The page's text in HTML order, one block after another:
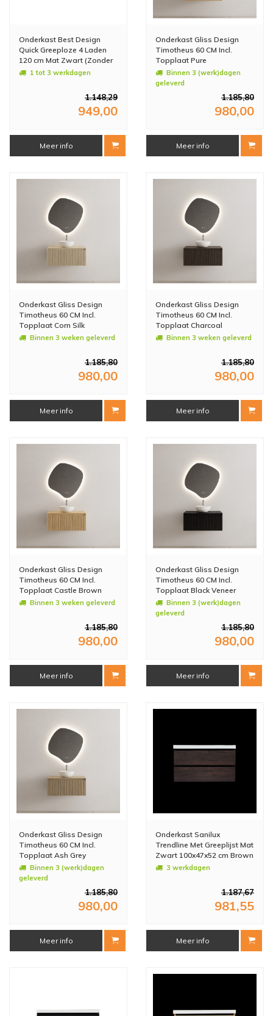
Onderkast Best Design
Quick Greeploze 4 Laden
120 cm Mat Zwart (Zonder
Wastafel)
1 tot 3 werkdagen
1.148,29
949,00
Meer info
Onderkast Gliss Design
Timotheus 60 CM Incl.
Topplaat Pure
Binnen 3 (werk)dagen
geleverd
1.185,80
980,00
Meer info
Onderkast Gliss Design
Timotheus 60 CM Incl.
Topplaat Corn Silk
Binnen 3 weken geleverd
1.185,80
980,00
Meer info
Onderkast Gliss Design
Timotheus 60 CM Incl.
Topplaat Charcoal
Binnen 3 weken geleverd
1.185,80
980,00
Meer info
Onderkast Gliss Design
Timotheus 60 CM Incl.
Topplaat Castle Brown
Binnen 3 weken geleverd
1.185,80
980,00
Meer info
Onderkast Gliss Design
Timotheus 60 CM Incl.
Topplaat Black Veneer
Binnen 3 (werk)dagen
geleverd
1.185,80
980,00
Meer info
Onderkast Gliss Design
Timotheus 60 CM Incl.
Topplaat Ash Grey
Binnen 3 (werk)dagen
geleverd
1.185,80
980,00
Meer info
Onderkast Sanilux
Trendline Met Greeplijst Mat
Zwart 100x47x52 cm Brown
Oak3 werkdagen
1.187,67
981,55
Meer info